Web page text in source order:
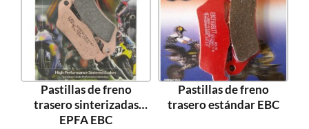
Pastillas de freno
trasero sinterizadas
EPFA EBC
Pastillas de freno
trasero estándar EBC